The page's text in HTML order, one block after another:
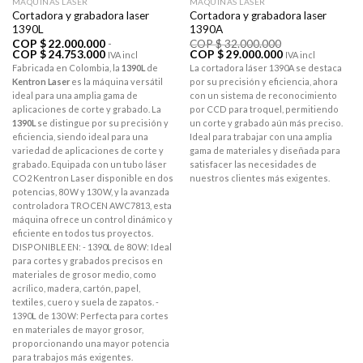
Cortadora y grabadora laser
1390L
COP $22.000.000 -
COP $24.753.000Rango
de
precios:
desde
COP
$ 22.000.000
hasta
COP
$ 24.753.000
IVA incl
Fabricada en Colombia, la 1390Lde
Kentron Laseres la máquina versátil
ideal para una amplia gama de
aplicaciones de corte y grabado. La
1390Lse distingue por su precisión y
eficiencia, siendo ideal para una
variedad de aplicaciones de corte y
grabado. Equipada con un tubo láser
CO2 Kentron Laser disponible en dos
potencias, 80 W y 130 W, y la avanzada
controladora TROCEN AWC7813, esta
máquina ofrece un control dinámico y
eficiente en todos tus proyectos.
DISPONIBLE EN: - 1390L de 80 W: Ideal
para cortes y grabados precisos en
materiales de grosor medio, como
acrílico, madera, cartón, papel,
textiles, cuero y suela de zapatos. -
1390L de 130 W: Perfecta para cortes
en materiales de mayor grosor,
proporcionando una mayor potencia
para trabajos más exigentes.
Cortadora y grabadora laser
1390A
COP $32.000.000
El
precio
original
era:
COP
$ 32.000.000.
COP $29.000.000El
precio
actual
es:
COP
$ 29.000.000.
IVA incl
La cortadora láser 1390A se destaca
por su precisión y eficiencia, ahora
con un sistema de reconocimiento
por CCD para troquel, permitiendo
un corte y grabado aún más preciso.
Ideal para trabajar con una amplia
gama de materiales y diseñada para
satisfacer las necesidades de
nuestros clientes más exigentes.